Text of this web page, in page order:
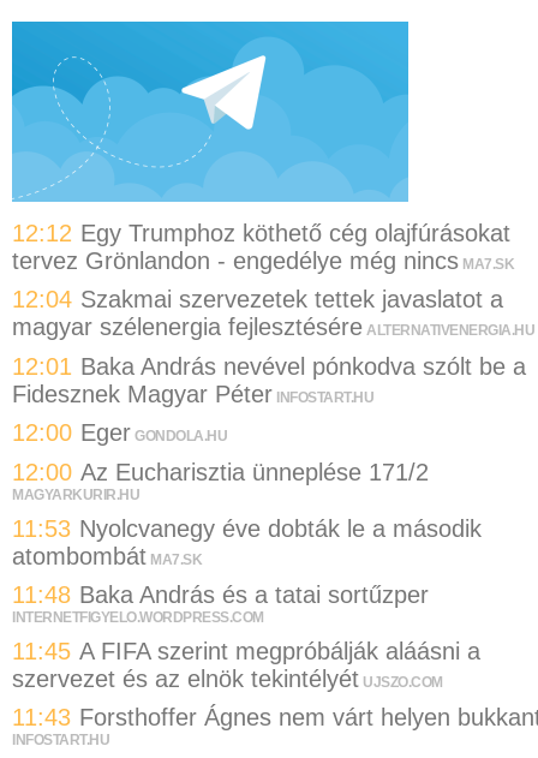
12:12 Egy Trumphoz köthető cég olajfúrásokat
tervez Grönlandon - engedélye még nincs MA7.SK
12:04 Szakmai szervezetek tettek javaslatot a
magyar szélenergia fejlesztésére ALTERNATIVENERGIA.HU
12:01 Baka András nevével pónkodva szólt be a
Fidesznek Magyar Péter INFOSTART.HU
12:00 Eger GONDOLA.HU
12:00 Az Eucharisztia ünneplése 171/2
MAGYARKURIR.HU
11:53 Nyolcvanegy éve dobták le a második
atombombát MA7.SK
11:48 Baka András és a tatai sortűzper
INTERNETFIGYELO.WORDPRESS.COM
11:45 A FIFA szerint megpróbálják aláásni a
szervezet és az elnök tekintélyét UJSZO.COM
11:43 Forsthoffer Ágnes nem várt helyen
INFOSTART.HU